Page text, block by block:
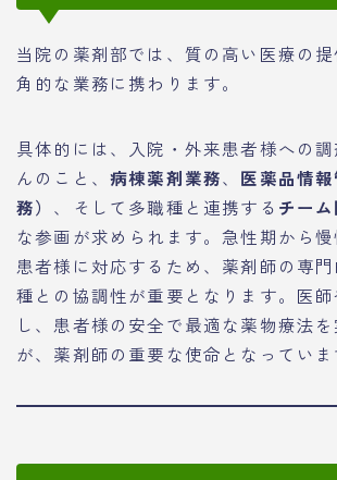
当院の薬剤部では、質の高い医療の
角的な業務に携わります。
具体的には、入院・外来患者様への
んのこと、 病棟薬剤業務、 医薬品情
務） 、そして多職種と連携する チー
な参画が求められます。急性期から
患者様に対応するため、薬剤師の専
種との協調性が重要となります。医
し、患者様の安全で最適な薬物療法
が、薬剤師の重要な使命となっていま